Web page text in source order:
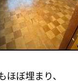
ほぼ埋まり、